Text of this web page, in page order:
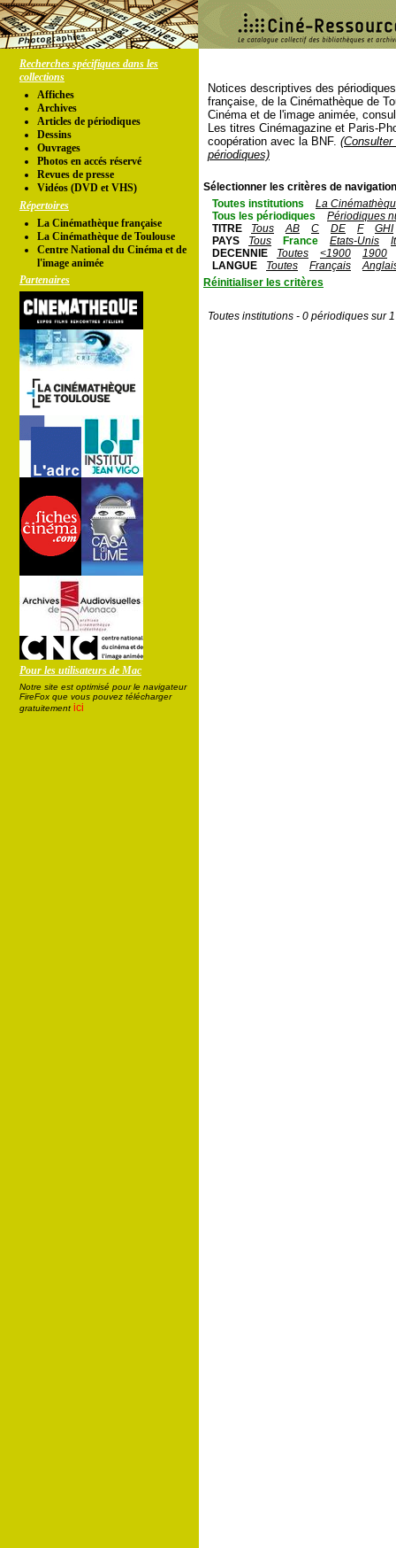
Recherches spécifiques dans les
collections
Affiches
Archives
Articles de périodiques
Dessins
Ouvrages
Photos en accés réservé
Revues de presse
Vidéos (DVD et VHS)
Répertoires
La Cinémathèque française
La Cinémathèque de Toulouse
Centre National du Cinéma et de
l'image animée
Partenaires
Pour les utilisateurs de Mac
Notre site est optimisé pour le navigateur
FireFox que vous pouvez télécharger
gratuitement ici
Notices descriptives des
française, de la Cinémathèque de
Cinéma et de l'image animée,
Les titres Cinémagazine et Paris-
coopération avec la BNF.
périodiques)
Sélectionner les critères de
Toutes institutions
La
Tous les périodiques
Périodiques
TITRE
Tous AB C DE F
GHI
PAYS
Tous France Etats-Unis
DECENNIE
Toutes <1900
1900
LANGUE
Toutes Français
Réinitialiser les critères
Toutes institutions - 0 périodiques sur